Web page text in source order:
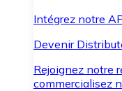
Intégrez notre
Devenir
Rejoignez notre
commercialisez